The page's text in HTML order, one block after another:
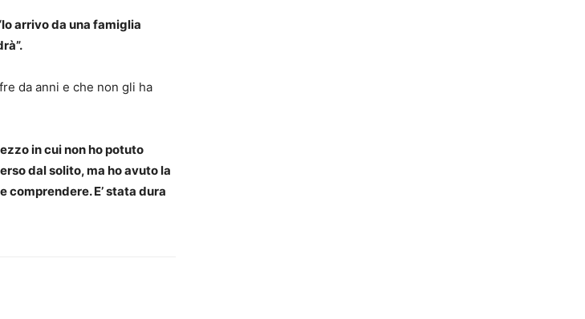
arrivo da una famiglia
da anni e che non gli ha
in cui non ho potuto
dal solito, ma ho avuto la
E’ stata dura